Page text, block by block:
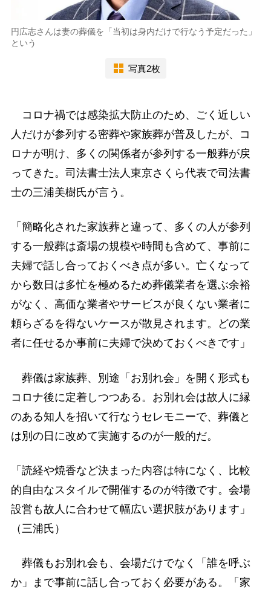
円広志さんは妻の葬儀を「当初は身内だけで行なう予定だった」
という
写真2枚
コロナ禍では感染拡大防止のため、ごく近しい
人だけが参列する密葬や家族葬が普及したが、コ
ロナが明け、多くの関係者が参列する一般葬が戻
ってきた。司法書士法人東京さくら代表で司法書
士の三浦美樹氏が言う。
「簡略化された家族葬と違って、多くの人が参列
する一般葬は斎場の規模や時間も含めて、事前に
夫婦で話し合っておくべき点が多い。亡くなって
から数日は多忙を極めるため葬儀業者を選ぶ余裕
がなく、高価な業者やサービスが良くない業者に
頼らざるを得ないケースが散見されます。どの業
者に任せるか事前に夫婦で決めておくべきです」
葬儀は家族葬、別途「お別れ会」を開く形式も
コロナ後に定着しつつある。お別れ会は故人に縁
のある知人を招いて行なうセレモニーで、葬儀と
は別の日に改めて実施するのが一般的だ。
「読経や焼香など決まった内容は特になく、比較
的自由なスタイルで開催するのが特徴です。会場
設営も故人に合わせて幅広い選択肢があります」
（三浦氏）
葬儀もお別れ会も、会場だけでなく「誰を呼ぶ
か」まで事前に話し合っておく必要がある。「家